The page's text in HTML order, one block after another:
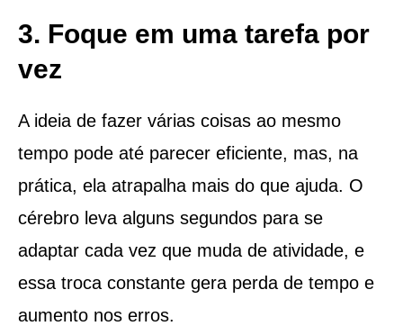
3. Foque em uma tarefa por
vez
A ideia de fazer várias coisas ao mesmo
tempo pode até parecer eficiente, mas, na
prática, ela atrapalha mais do que ajuda. O
cérebro leva alguns segundos para se
adaptar cada vez que muda de atividade, e
essa troca constante gera perda de tempo e
aumento nos erros.